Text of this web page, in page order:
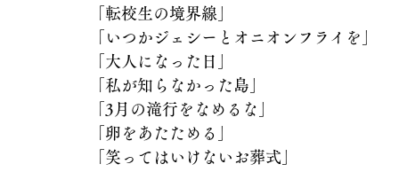
「転校生の境界線」
「いつかジェシーとオニオンフライを」
「大人になった日」
「私が知らなかった島」
「3月の滝行をなめるな」
「卵をあたためる」
「笑ってはいけないお葬式」